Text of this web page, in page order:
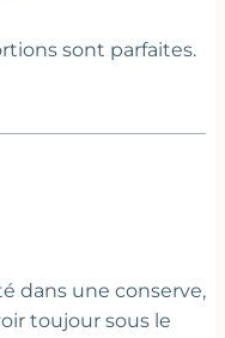
sont parfaites.
dans une conserve,
toujour sous le